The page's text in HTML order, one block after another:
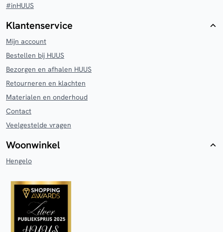
#inHUUS
Klantenservice
Mijn account
Bestellen bij HUUS
Bezorgen en afhalen HUUS
Retourneren en klachten
Materialen en onderhoud
Contact
Veelgestelde vragen
Woonwinkel
Hengelo